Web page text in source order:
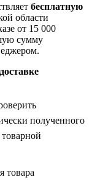
бесплатную
области
от 15 000
сумму
полученного
товарной
товара